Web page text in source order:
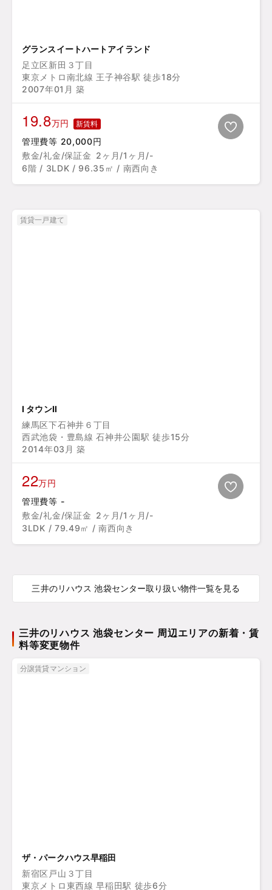
グランスイートハートアイランド
足立区新田３丁目
東京メトロ南北線 王子神谷駅 徒歩18分
2007年01月 築
19.8万円 新賃料
管理費等 20,000円
敷金/礼金/保証金 2ヶ月/1ヶ月/-
6階 / 3LDK / 96.35㎡ / 南西向き
賃貸一戸建て
I タウンⅡ
練馬区下石神井６丁目
西武池袋・豊島線 石神井公園駅 徒歩15分
2014年03月 築
22万円
管理費等 -
敷金/礼金/保証金 2ヶ月/1ヶ月/-
3LDK / 79.49㎡ / 南西向き
三井のリハウス 池袋センター取り扱い物件一覧を見る
三井のリハウス 池袋センター 周辺エリアの新着・賃
料等変更物件
分譲賃貸マンション
ザ・パークハウス早稲田
新宿区戸山３丁目
東京メトロ東西線 早稲田駅 徒歩6分